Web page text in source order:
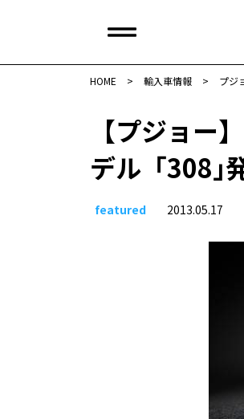
HOME > 輸入車情報 > プジ
【プジョー
デル「308｣
featured 2013.05.17